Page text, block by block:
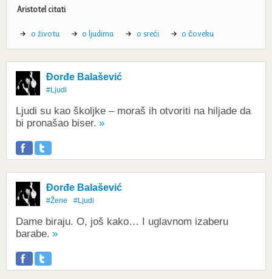
Aristotel citati
o životu o ljudima o sreći o čoveku
Đorđe Balašević
#Ljudi
Ljudi su kao školjke – moraš ih otvoriti na hiljade da
bi pronašao biser.
Đorđe Balašević
#Žene #Ljudi
Dame biraju. O, još kako… I uglavnom izaberu
barabe.